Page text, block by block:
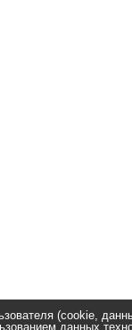
(cookie,
данных